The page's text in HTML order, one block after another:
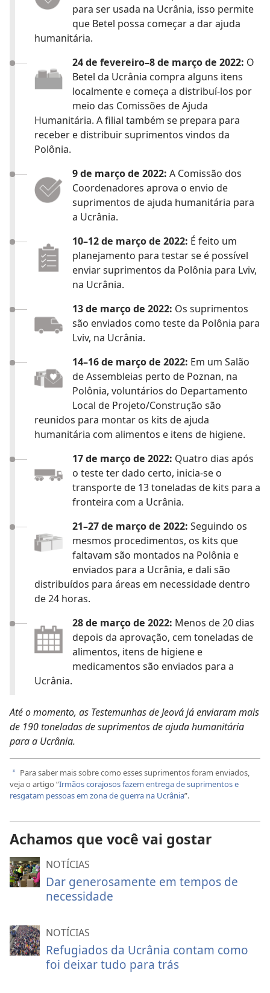
para ser usada na Ucrânia, isso permite
que Betel possa começar a dar ajuda
humanitária.
24 de fevereiro–8 de março de 2022: O
Betel da Ucrânia compra alguns itens
localmente e começa a distribuí-los por
meio das Comissões de Ajuda
Humanitária. A filial também se prepara para
receber e distribuir suprimentos vindos da
Polônia.
9 de março de 2022: A Comissão dos
Coordenadores aprova o envio de
suprimentos de ajuda humanitária para
a Ucrânia.
10–12 de março de 2022: É feito um
planejamento para testar se é possível
enviar suprimentos da Polônia para Lviv,
na Ucrânia.
13 de março de 2022: Os suprimentos
são enviados como teste da Polônia para
Lviv, na Ucrânia.
14–16 de março de 2022: Em um Salão
de Assembleias perto de Poznan, na
Polônia, voluntários do Departamento
Local de Projeto/Construção são
reunidos para montar os kits de ajuda
humanitária com alimentos e itens de higiene.
17 de março de 2022: Quatro dias após
o teste ter dado certo, inicia-se o
transporte de 13 toneladas de kits para a
fronteira com a Ucrânia.
21–27 de março de 2022: Seguindo os
mesmos procedimentos, os kits que
faltavam são montados na Polônia e
enviados para a Ucrânia, e dali são
distribuídos para áreas em necessidade dentro
de 24 horas.
28 de março de 2022: Menos de 20 dias
depois da aprovação, cem toneladas de
alimentos, itens de higiene e
medicamentos são enviados para a
Ucrânia.
Até o momento, as Testemunhas de Jeová já enviaram mais
de 190 toneladas de suprimentos de ajuda humanitária
para a Ucrânia.
a Para saber mais sobre como esses suprimentos foram enviados,
veja o artigo “Irmãos corajosos fazem entrega de suprimentos e
resgatam pessoas em zona de guerra na Ucrânia”.
Achamos que você vai gostar
NOTÍCIAS
Dar generosamente em tempos de
necessidade
NOTÍCIAS
Refugiados da Ucrânia contam como
foi deixar tudo para trás